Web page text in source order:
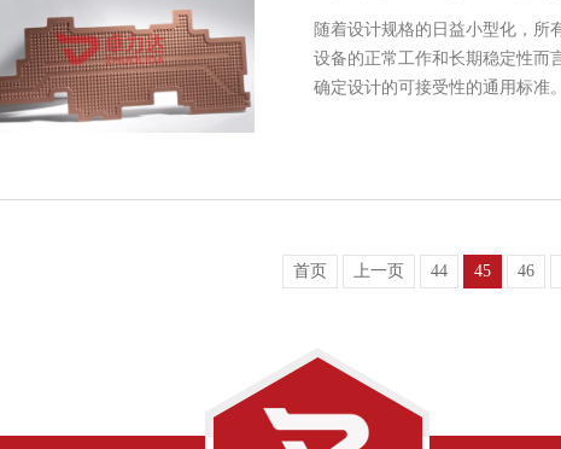
随着设计规格的日益小型化，所
设备的正常工作和长期稳定性而
确定设计的可接受性的通用标准。
首页 上一页 44 45 46